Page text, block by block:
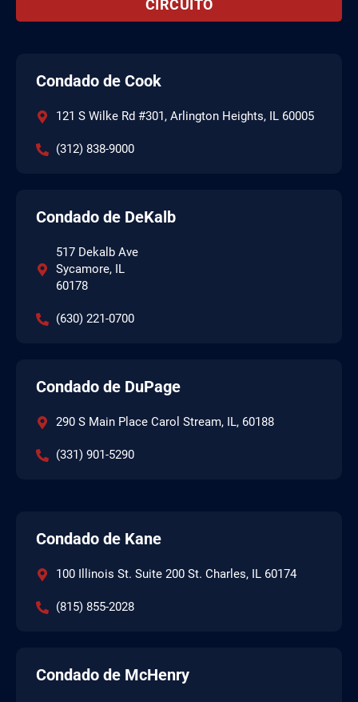
CIRCUITO
Condado de Cook
121 S Wilke Rd #301, Arlington Heights, IL 60005
(312) 838-9000
Condado de DeKalb
517 Dekalb Ave
Sycamore, IL
60178
(630) 221-0700
Condado de DuPage
290 S Main Place Carol Stream, IL, 60188
(331) 901-5290
Condado de Kane
100 Illinois St. Suite 200 St. Charles, IL 60174
(815) 855-2028
Condado de McHenry